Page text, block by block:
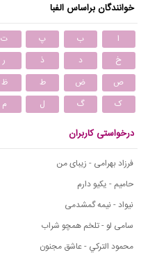
خوانندگان براساس الفبا
ا ب پ ت
خ
د ذ ر
ص
ض ط ظ
ک
گ ل م
درخواستی کاربران
فرزاد بهرامی - زیبای من
حامیم - یکیو دارم
نیواد - نیمه گمشدمی
سامی لو - تلخم همچو شراب
محمود التركي - عاشق مجنون